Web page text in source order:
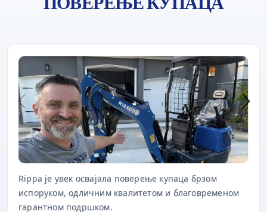
Rippa је увек освајала поверење купаца брзом
испоруком, одличним квалитетом и благовременом
гарантном подршком.